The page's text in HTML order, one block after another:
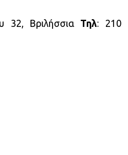
32, Βριλήσσια Τηλ: 210